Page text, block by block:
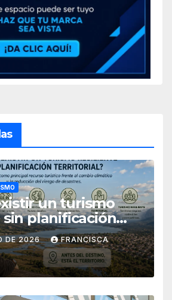
un turismo
planificación
DE 2026 FRANCISCA